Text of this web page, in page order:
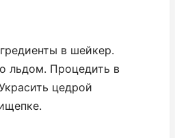
в шейкер.
льдом. Процедить в
цедрой